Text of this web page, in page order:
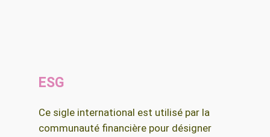
ESG
Ce sigle international est utilisé par la
communauté financière pour désigner